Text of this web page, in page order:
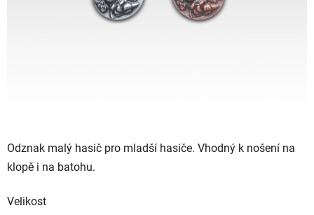
Odznak malý hasič pro mladší hasiče. Vhodný k nošení na
klopě i na batohu.
Velikost